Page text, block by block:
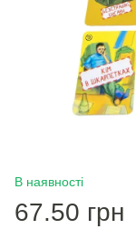
В наявності
67.50 грн